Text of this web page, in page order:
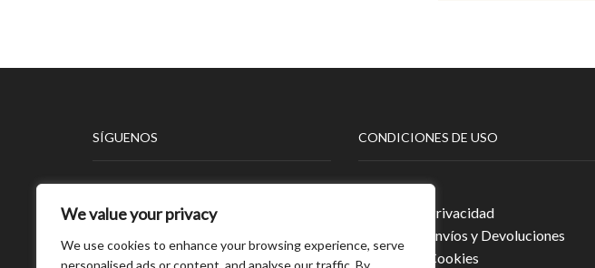
We value your privacy
We use cookies to enhance your browsing experience, serve
personalised ads or content, and analyse our traffic. By
SÍGUENOS CONDICIONES DE USO
Política de Privacidad
Política de Envíos y Devoluciones
Política de Cookies